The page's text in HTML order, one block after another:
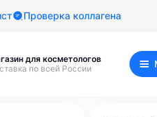
Проверка коллагена
для косметологов
по всей России